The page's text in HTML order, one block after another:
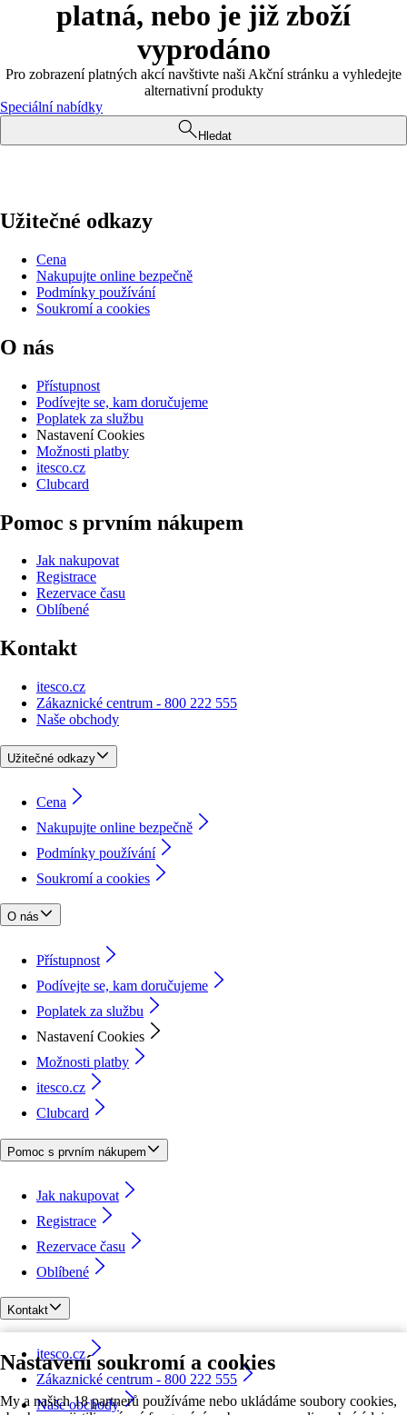
Nastavení soukromí a cookies
My a našich 18 partnerů používáme nebo ukládáme soubory cookies,
platná, nebo je již zboží
vyprodáno
Pro zobrazení platných akcí navštivte naši Akční stránku a vyhledejte
alternativní produkty
Speciální nabídky
Hledat
Užitečné odkazy
Cena
Nakupujte online bezpečně
Podmínky používání
Soukromí a cookies
O nás
Přístupnost
Podívejte se, kam doručujeme
Poplatek za službu
Nastavení Cookies
Možnosti platby
itesco.cz
Clubcard
Pomoc s prvním nákupem
Jak nakupovat
Registrace
Rezervace času
Oblíbené
Kontakt
itesco.cz
Zákaznické centrum - 800 222 555
Naše obchody
Užitečné odkazy
Cena
Nakupujte online bezpečně
Podmínky používání
Soukromí a cookies
O nás
Přístupnost
Podívejte se, kam doručujeme
Poplatek za službu
Nastavení Cookies
Možnosti platby
itesco.cz
Clubcard
Pomoc s prvním nákupem
Jak nakupovat
Registrace
Rezervace času
Oblíbené
Kontakt
itesco.cz
Zákaznické centrum - 800 222 555
Naše obchody